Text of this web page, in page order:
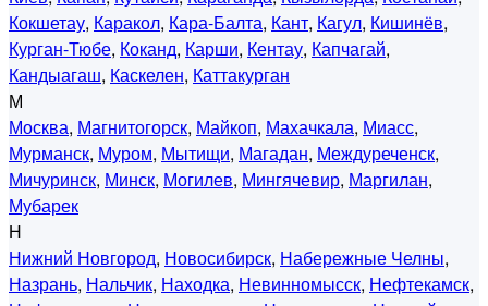
Кокшетау, Каракол, Кара-Балта, Кант, Кагул, Кишинёв,
Курган-Тюбе, Коканд, Карши, Кентау, Капчагай,
Кандыагаш, Каскелен, Каттакурган
М
Москва, Магнитогорск, Майкоп, Махачкала, Миасс,
Мурманск, Муром, Мытищи, Магадан, Междуреченск,
Мичуринск, Минск, Могилев, Мингячевир, Маргилан,
Мубарек
Н
Нижний Новгород, Новосибирск, Набережные Челны,
Назрань, Нальчик, Находка, Невинномысск, Нефтекамск,